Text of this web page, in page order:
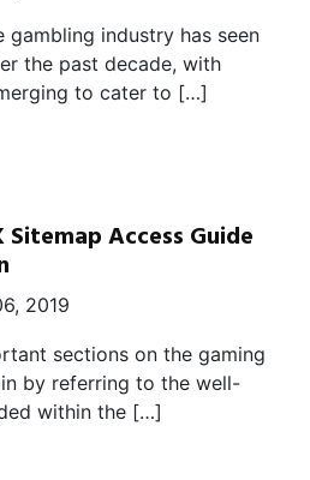
gambling industry has seen
the past decade, with
to cater to […]
Access Guide
2019
sections on the gaming
by referring to the well-
within the […]